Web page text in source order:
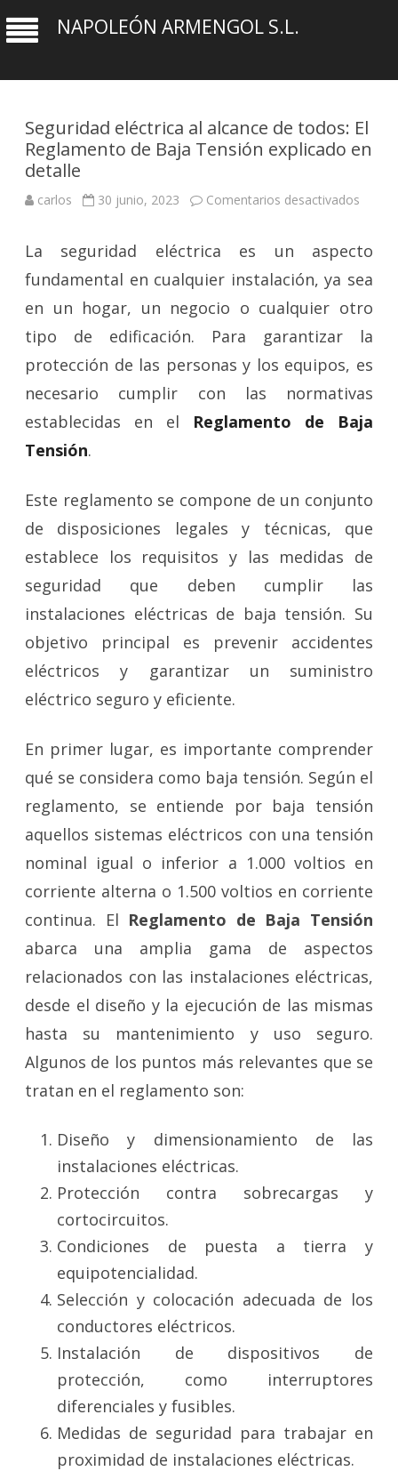
NAPOLEÓN ARMENGOL S.L.
Seguridad eléctrica al alcance de todos: El
Reglamento de Baja Tensión explicado en
detalle
carlos 30 junio, 2023 Comentarios desactivados
de
todos:
El
de
en
detalle
La seguridad eléctrica es un aspecto
fundamental en cualquier instalación, ya sea
en un hogar, un negocio o cualquier otro
tipo de edificación. Para garantizar la
protección de las personas y los equipos, es
necesario cumplir con las normativas
establecidas en el Reglamento de Baja
Tensión.
Este reglamento se compone de un conjunto
de disposiciones legales y técnicas, que
establece los requisitos y las medidas de
seguridad que deben cumplir las
instalaciones eléctricas de baja tensión. Su
objetivo principal es prevenir accidentes
eléctricos y garantizar un suministro
eléctrico seguro y eficiente.
En primer lugar, es importante comprender
qué se considera como baja tensión. Según el
reglamento, se entiende por baja tensión
aquellos sistemas eléctricos con una tensión
nominal igual o inferior a 1.000 voltios en
corriente alterna o 1.500 voltios en corriente
continua. El Reglamento de Baja Tensión
abarca una amplia gama de aspectos
relacionados con las instalaciones eléctricas,
desde el diseño y la ejecución de las mismas
hasta su mantenimiento y uso seguro.
Algunos de los puntos más relevantes que se
tratan en el reglamento son:
Diseño y dimensionamiento de las
instalaciones eléctricas.
Protección contra sobrecargas y
cortocircuitos.
Condiciones de puesta a tierra y
equipotencialidad.
Selección y colocación adecuada de los
conductores eléctricos.
Instalación de dispositivos de
protección, como interruptores
diferenciales y fusibles.
Medidas de seguridad para trabajar en
proximidad de instalaciones eléctricas.